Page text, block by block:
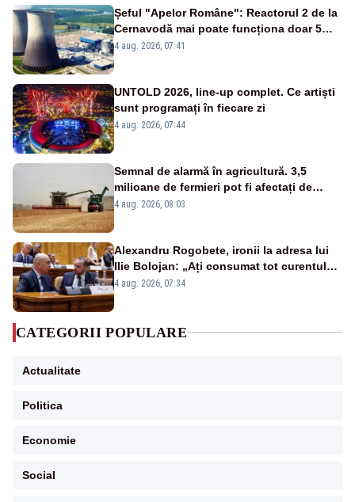
Șeful "Apelor Române": Reactorul 2 de la
Cernavodă mai poate funcționa doar 5
zile
4 aug. 2026, 07:41
UNTOLD 2026, line-up complet. Ce artiști
sunt programați în fiecare zi
4 aug. 2026, 07:44
Semnal de alarmă în agricultură. 3,5
milioane de fermieri pot fi afectați de
strategia pentru conservarea
4 aug. 2026, 08:03
Alexandru Rogobete, ironii la adresa lui
Ilie Bolojan: „Ați consumat tot curentul
urmărind șobolani imaginari”
4 aug. 2026, 07:34
CATEGORII POPULARE
Actualitate
Politica
Economie
Social